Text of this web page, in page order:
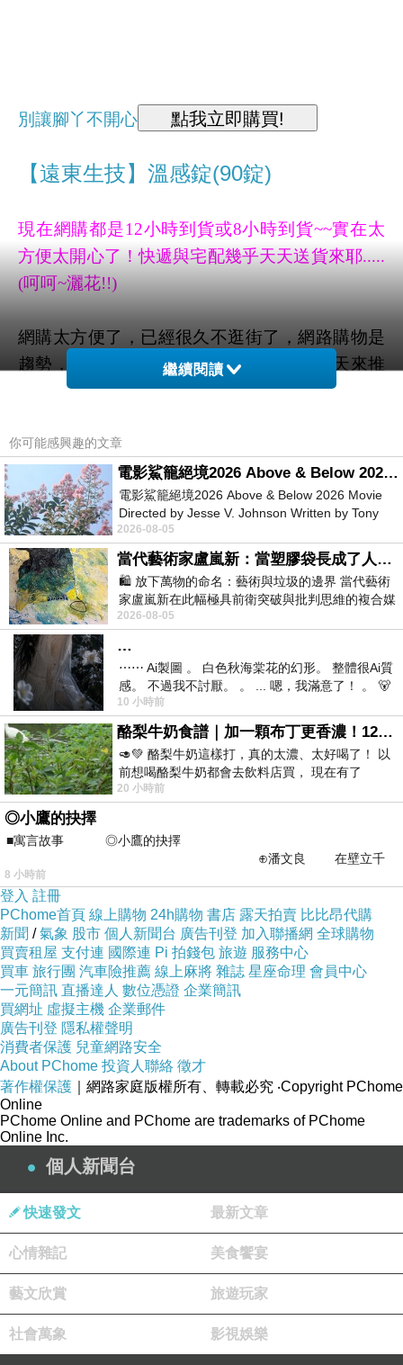
別讓腳丫不開心
【遠東生技】溫感錠(90錠)
現在網購都是12小時到貨或8小時到貨~~實在太
方便太開心了！快遞與宅配幾乎天天送貨來耶.....
(呵呵~灑花!!)
網購太方便了，已經很久不逛街了，網路購物是
趨勢，幾乎各大產業都有網路商店了，今天來推
薦 【遠東生技】溫感錠(90錠)。各位可以往下拉
錠(90錠)，如果你也要買，建議還是在網路購買
比較划算，我是先查了討論區網友評價跟評比，
感覺真的不錯用，才買的!現在網路購物都有12小
時或24小時到貨，早上買下午到、或隔天就可以
收到，真是太方便了，收到記得跟宅配人員說聲
謝謝喔！他們太辛苦了，風雨無阻，過年過節也
都照常送貨
不只要看看部落客與網友的評比，還要貨比三
家，特地跑去pchome購物網、 yahoo 購物中心, 露
天拍賣,奇摩拍賣以及momo購物中心，最後我決
定在momo購物中心買【遠東生技】溫感錠
(90錠)。
momo的會員真的超幸福啦!上週買筆電還折了
1000元耶!真是划算了，早上買下午就收到了!大家
一定要每天進會員專區看看有甚麼折價卷再購買
喔！有時雖然有momo全站85折，但是用折價卷更划
算啦！各位水水們買美妝保健產品也一定要來
買喔!超划算的.......
喔！(常有300-2000元不等的折價卷)
一定要推薦:
2015春日美白季
品號：3195807
繼續閱讀
你可能感興趣的文章
電影鯊籠絕境2026 Above & Below 2026 Movie
電影鯊籠絕境2026 Above & Below 2026 Movie
Directed by Jesse V. Johnson Written by Tony
Giordano Starring Laura Maran
2026-08-05
當代藝術家盧嵐新：當塑膠袋長成了人的模樣，我們的目光是否學會了放下偏見？
🛍️ 放下萬物的命名：藝術與垃圾的邊界 當代藝術
家盧嵐新在此幅極具前衛突破與批判思維的複合媒
材新作中，直接將被大眾定義為廢棄物
2026-08-05
…
⋯⋯ Ai製圖 。 白色秋海棠花的幻形。 整體很Ai質
感。 不過我不討厭。 。 ... 嗯，我滿意了！ 。 🐻
昨中
10 小時前
酪梨牛奶食譜｜加一顆布丁更香濃！120秒完成飲料店級酪梨奶昔｜imami 旗艦豆漿機
🥑💚 酪梨牛奶這樣打，真的太濃、太好喝了！ 以
前想喝酪梨牛奶都會去飲料店買， 現在有了
imami 健康煮藝｜旗艦破壁智慧養生豆漿機，
20 小時前
◎小鷹的抉擇
■寓言故事 ◎小鷹的抉擇
⊕潘文良 在壁立千
仞的懸崖上，有一座遮天蔽
8 小時前
登入 註冊
PChome首頁 線上購物 24h購物 書店 露天拍賣 比比昂代購
新聞 /氣象 股市 個人新聞台 廣告刊登 加入聯播網 全球購物
買賣租屋 支付連 國際連 Pi 拍錢包 旅遊 服務中心
買車 旅行團 汽車險推薦 線上麻將 雜誌 星座命理 會員中心
一元簡訊 直播達人 數位憑證 企業簡訊
買網址 虛擬主機 企業郵件
廣告刊登 隱私權聲明
消費者保護 兒童網路安全
About PChome 投資人聯絡 徵才
著作權保護 ｜網路家庭版權所有、轉載必究 ‧Copyright PChome
Online
PChome Online and PChome are trademarks of PChome
Online Inc.
個人新聞台
快速發文 最新文章
心情雜記 美食饗宴
藝文欣賞 旅遊玩家
社會萬象 影視娛樂